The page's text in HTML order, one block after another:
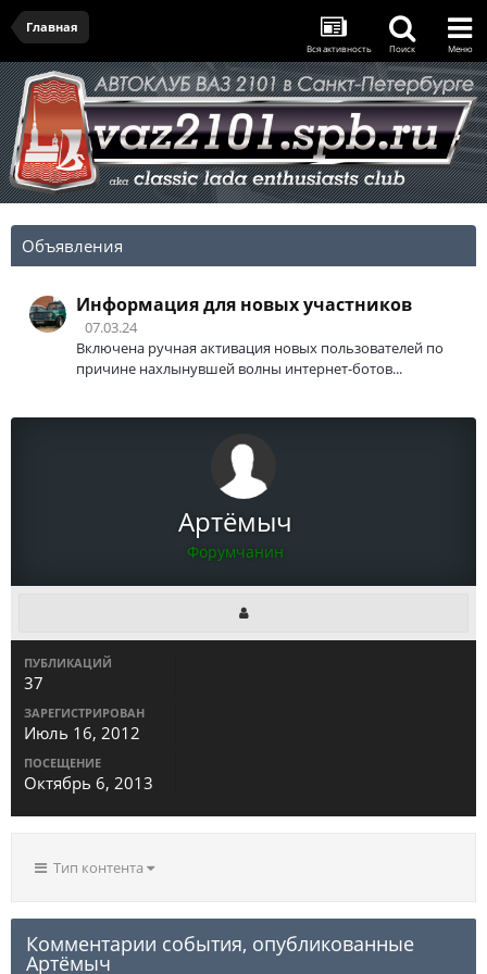
Главная
Вся активность Поиск Меню
Объявления
Информация для новых участников
07.03.24
Включена ручная активация новых пользователей по
причине нахлынувшей волны интернет-ботов...
Артёмыч
Форумчанин
ПУБЛИКАЦИЙ
37
ЗАРЕГИСТРИРОВАН
Июль 16, 2012
ПОСЕЩЕНИЕ
Октябрь 6, 2013
Тип контента
Комментарии события, опубликованные
Артёмыч